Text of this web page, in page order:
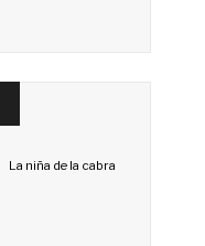
La niña de la cabra